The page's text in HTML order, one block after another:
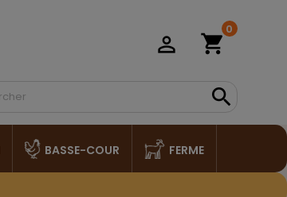
shopping_cart
0
person_outline

BASSE-COUR FERME